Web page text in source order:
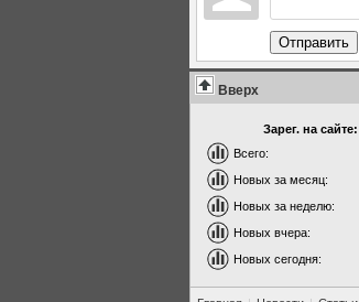
Отправить
Вверх
Зарег. на сайте:
Всего:
Новых за месяц:
Новых за неделю:
Новых вчера:
Новых сегодня: